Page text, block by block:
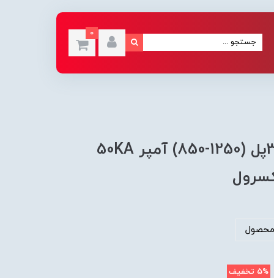
0
کلید قابل تنظیم الکترونیکی 3پل (1250-850) آمپر 50KA
5% تخفیف